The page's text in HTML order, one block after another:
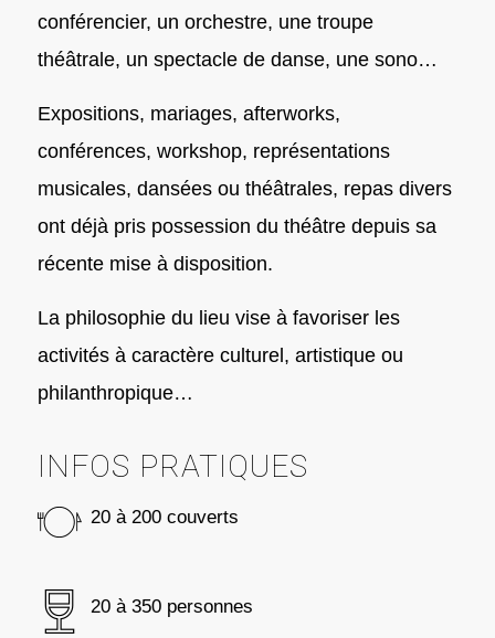
conférencier, un orchestre, une troupe
théâtrale, un spectacle de danse, une sono…
Expositions, mariages, afterworks,
conférences, workshop, représentations
musicales, dansées ou théâtrales, repas divers
ont déjà pris possession du théâtre depuis sa
récente mise à disposition.
La philosophie du lieu vise à favoriser les
activités à caractère culturel, artistique ou
philanthropique…
INFOS PRATIQUES
20 à 200 couverts
20 à 350 personnes